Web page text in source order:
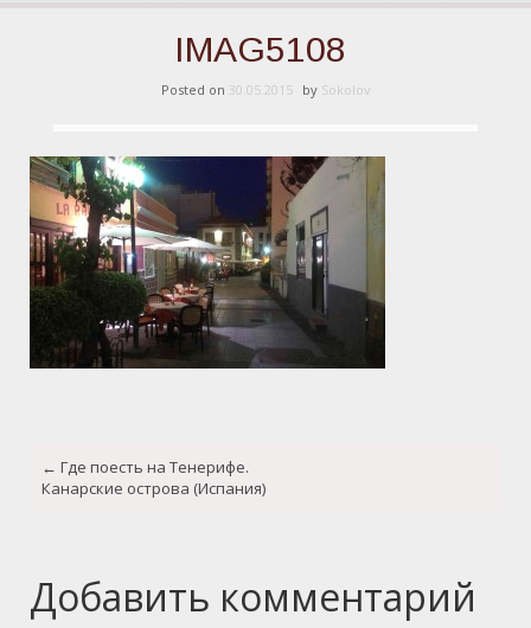
IMAG5108
Posted on 30.05.2015 by Sokolov
navigation
← Где поесть на Тенерифе.
Канарские острова (Испания)
Добавить комментарий